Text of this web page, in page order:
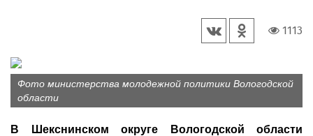
1113
Фото министерства молодежной политики Вологодской
области
В Шекснинском округе Вологодской области